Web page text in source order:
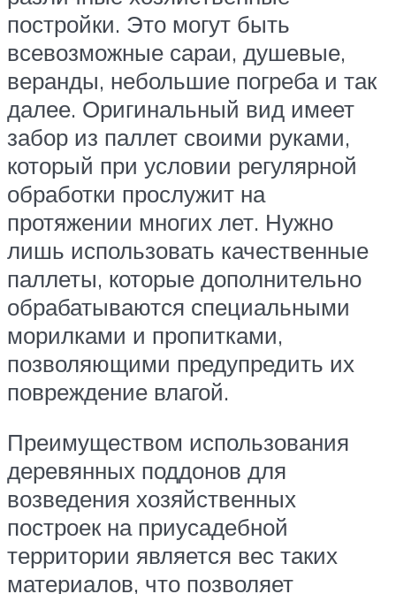
постройки. Это могут быть
всевозможные сараи, душевые,
веранды, небольшие погреба и так
далее. Оригинальный вид имеет
забор из паллет своими руками,
который при условии регулярной
обработки прослужит на
протяжении многих лет. Нужно
лишь использовать качественные
паллеты, которые дополнительно
обрабатываются специальными
морилками и пропитками,
позволяющими предупредить их
повреждение влагой.
Преимуществом использования
деревянных поддонов для
возведения хозяйственных
построек на приусадебной
территории является вес таких
материалов, что позволяет